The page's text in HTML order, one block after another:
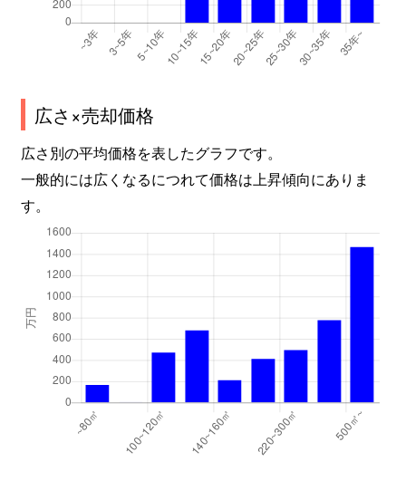
広さ×売却価格
広さ別の平均価格を表したグラフです。
一般的には広くなるにつれて価格は上昇傾向にありま
す。